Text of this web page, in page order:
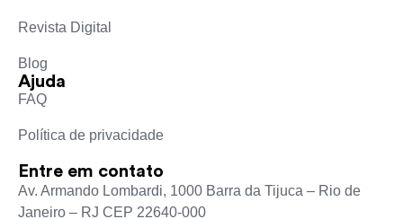
Revista Digital
Blog
Ajuda
FAQ
Política de privacidade
Entre em contato
Av. Armando Lombardi, 1000 Barra da Tijuca – Rio de
Janeiro – RJ CEP 22640-000